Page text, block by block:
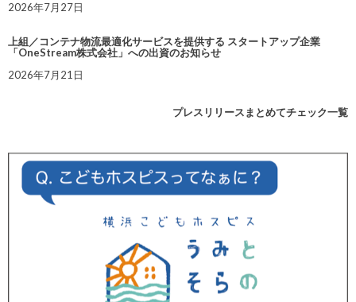
2026年7月27日
上組／コンテナ物流最適化サービスを提供する スタートアップ企業
「OneStream株式会社」への出資のお知らせ
2026年7月21日
プレスリリースまとめてチェック一覧